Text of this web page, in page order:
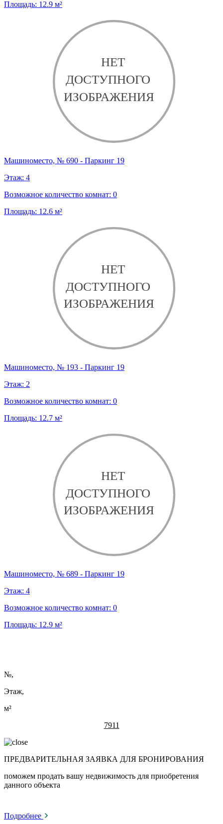
Площадь: 12.9 м²
Машиноместо, № 690 - Паркинг 19
Этаж: 4
Возможное количество комнат: 0
Площадь: 12.6 м²
Машиноместо, № 193 - Паркинг 19
Этаж: 2
Возможное количество комнат: 0
Площадь: 12.7 м²
Машиноместо, № 689 - Паркинг 19
Этаж: 4
Возможное количество комнат: 0
Площадь: 12.9 м²
№,
Этаж,
м²
7911
ПРЕДВАРИТЕЛЬНАЯ ЗАЯВКА ДЛЯ БРОНИРОВАНИЯ
поможем продать вашу недвижимость для приобретения
данного объекта
Подробнее